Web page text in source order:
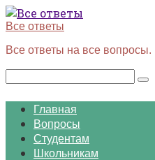
Перейти
к
Все ответы
Все ответы на все
Поиск:
Главная
Вопросы
Студентам
Школьникам